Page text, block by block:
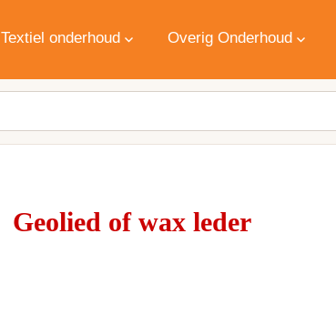
Textiel onderhoud Overig Onderhoud
Geolied of wax leder